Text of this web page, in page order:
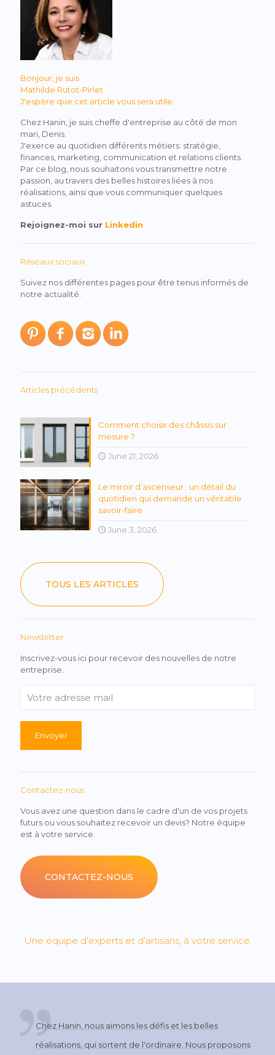
Bonjour, je suis
Mathilde Rutot-Pirlet.
J'espère que cet article vous sera utile.
Chez Hanin, je suis cheffe d'entreprise au côté de mon
mari, Denis.
J'exerce au quotidien différents métiers: stratégie,
finances, marketing, communication et relations clients.
Par ce blog, nous souhaitons vous transmettre notre
passion, au travers des belles histoires liées à nos
réalisations, ainsi que vous communiquer quelques
astuces.
Rejoignez-moi sur Linkedin
Réseaux sociaux
Suivez nos différentes pages pour être tenus informés de
notre actualité.
Articles précédents
Comment choisir des châssis sur
mesure ?
June 21, 2026
Le miroir d’ascenseur : un détail du
quotidien qui demande un véritable
savoir-faire
June 3, 2026
TOUS LES ARTICLES
Newsletter
Inscrivez-vous ici pour recevoir des nouvelles de notre
entreprise.
Contactez-nous
Vous avez une question dans le cadre d'un de vos projets
futurs ou vous souhaitez recevoir un devis? Notre équipe
est à votre service.
CONTACTEZ-NOUS
Une équipe d'experts et d'artisans, à votre service.
Chez Hanin, nous aimons les défis et les belles
réalisations, qui sortent de l'ordinaire. Nous proposons